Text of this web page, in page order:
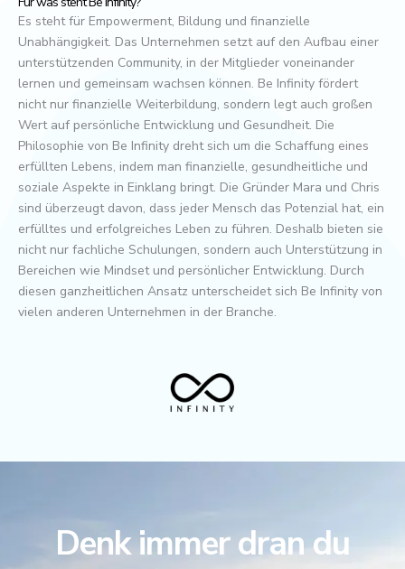
Es steht für Empowerment, Bildung und finanzielle
Unabhängigkeit. Das Unternehmen setzt auf den Aufbau einer
unterstützenden Community, in der Mitglieder voneinander
lernen und gemeinsam wachsen können. Be Infinity fördert
nicht nur finanzielle Weiterbildung, sondern legt auch großen
Wert auf persönliche Entwicklung und Gesundheit. Die
Philosophie von Be Infinity dreht sich um die Schaffung eines
erfüllten Lebens, indem man finanzielle, gesundheitliche und
soziale Aspekte in Einklang bringt. Die Gründer Mara und Chris
sind überzeugt davon, dass jeder Mensch das Potenzial hat, ein
erfülltes und erfolgreiches Leben zu führen. Deshalb bieten sie
nicht nur fachliche Schulungen, sondern auch Unterstützung in
Bereichen wie Mindset und persönlicher Entwicklung. Durch
diesen ganzheitlichen Ansatz unterscheidet sich Be Infinity von
vielen anderen Unternehmen in der Branche.
Denk immer dran du